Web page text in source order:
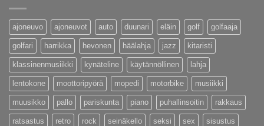
ajoneuvo ajoneuvot auto duunari eläin golf golfaaja
golfari harrikka hevonen häälahja jazz kitaristi
klassinenmusiikki kynäteline käytännöllinen lahja
lentokone moottoripyörä mopedi motorbike musiikki
muusikko pallo pariskunta piano puhallinsoitin rakkaus
ratsastus retro rock seinäkello seksi sex sisustus